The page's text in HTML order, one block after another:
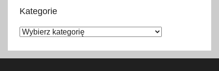
Kategorie
Kategorie